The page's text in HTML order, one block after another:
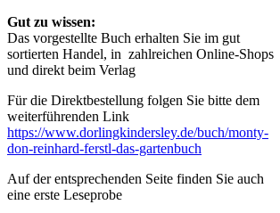
Gut zu wissen:
Das vorgestellte Buch erhalten Sie im gut
sortierten Handel, in zahlreichen Online-Shops
und direkt beim Verlag
Für die Direktbestellung folgen Sie bitte dem
weiterführenden Link
https://www.dorlingkindersley.de/buch/monty-
don-reinhard-ferstl-das-gartenbuch
Auf der entsprechenden Seite finden Sie auch
eine erste Leseprobe